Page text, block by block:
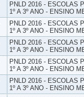
PNLD 2016 - ESCOLAS
1º A 3º ANO - ENSINO
PNLD 2016 - ESCOLAS
1º A 3º ANO - ENSINO
PNLD 2016 - ESCOLAS
1º A 3º ANO - ENSINO
PNLD 2016 - ESCOLAS
1º A 3º ANO - ENSINO
PNLD 2016 - ESCOLAS
1º A 3º ANO - ENSINO